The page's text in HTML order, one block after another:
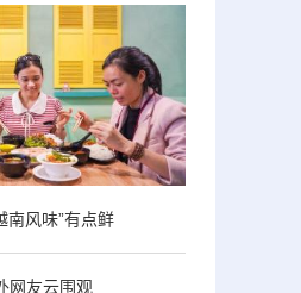
南风味”有点鲜
网友云围观